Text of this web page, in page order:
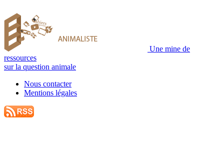
Une mine de
ressources
sur la question animale
Nous contacter
Mentions légales